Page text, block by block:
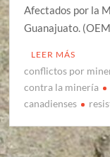
Afectados por la
Guanajuato.
LEER MÁS
conflictos por
contra la minería
canadienses